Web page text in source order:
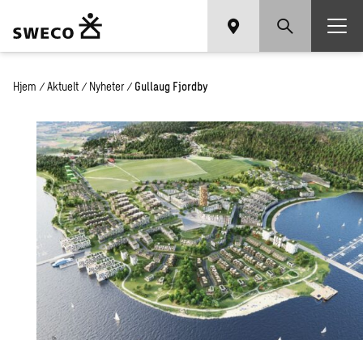
Hjem / Aktuelt / Nyheter / Gullaug Fjordby